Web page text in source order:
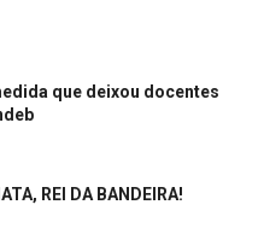
que deixou docentes
REI DA BANDEIRA!